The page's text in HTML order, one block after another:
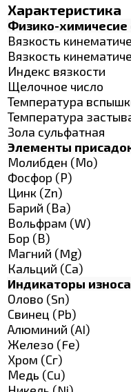
Характеристика
Физико-химичесие
Вязкость
Вязкость
Индекс вязкости
Щелочное число
Температура
Температура
Зола сульфатная
Элементы
Молибден (Мо)
Фосфор (Р)
Цинк (Zn)
Барий (Ва)
Вольфрам (W)
Бор (В)
Магний (Mg)
Кальций (Са)
Индикаторы износа
Олово (Sn)
Свинец (Pb)
Алюминий (AI)
Железо (Fe)
Хром (Сг)
Медь (Cu)